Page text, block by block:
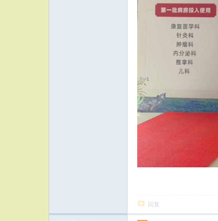
回复